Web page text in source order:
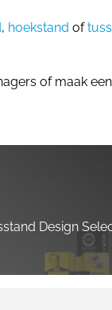
, hoekstand of
of maak
Design